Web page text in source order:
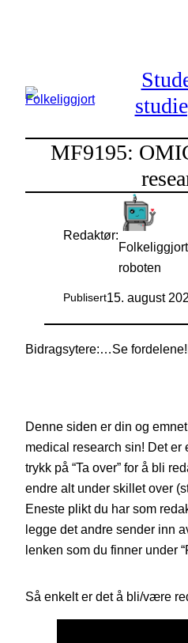
MF9195:
Redaktør:
roboten
Publisert15. august
Bidragsytere: Se fordelene!
Denne siden er din og
medical research sin! Det er
trykk på “Ta over” for å bli
endre alt under skillet over
Eneste plikt du har som
legge det andre sender inn
lenken som du finner under
Så enkelt er det å bli/være